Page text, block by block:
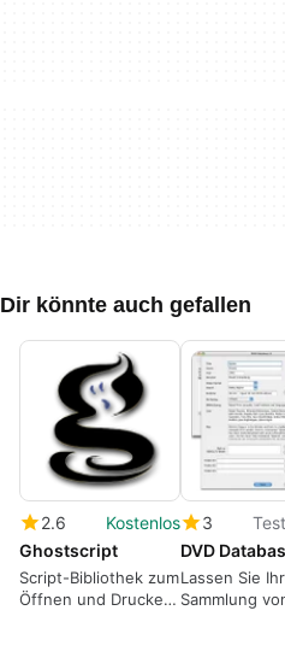
Dir könnte auch gefallen
2.6
Kostenlos
Ghostscript
Script-Bibliothek zum
Öffnen und Drucken
3
DVD
Lassen Sie
Sammlung